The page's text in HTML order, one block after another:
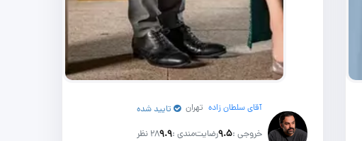
آقای سلطان زاده تهران تایید شده
خروجی :۹.۵رضایت‌مندی :۹.۹28 نظر